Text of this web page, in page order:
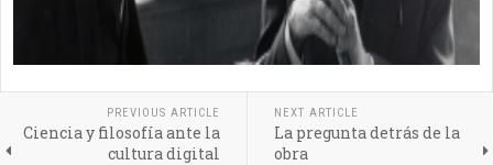
PREVIOUS ARTICLE
Ciencia y filosofía ante la
cultura digital
NEXT ARTICLE
La pregunta detrás de la
obra